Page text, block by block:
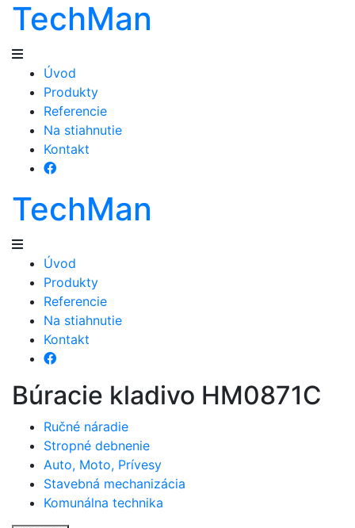
TechMan
Úvod
Produkty
Referencie
Na stiahnutie
Kontakt
TechMan
Úvod
Produkty
Referencie
Na stiahnutie
Kontakt
Búracie kladivo HM0871C
Ručné náradie
Stropné debnenie
Auto, Moto, Prívesy
Stavebná mechanizácia
Komunálna technika